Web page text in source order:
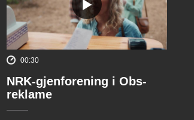
00:30
NRK-gjenforening i Obs-
reklame